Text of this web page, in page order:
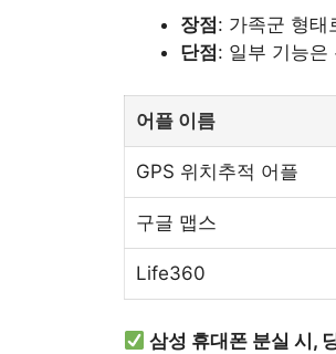
장점 : 가족군 형태
단점 : 일부 기능은
어플 이름
GPS 위치추적 어플
구글 맵스
Life360
삼성 휴대폰 분실 시,